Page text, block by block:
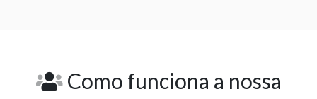
Como funciona a nossa